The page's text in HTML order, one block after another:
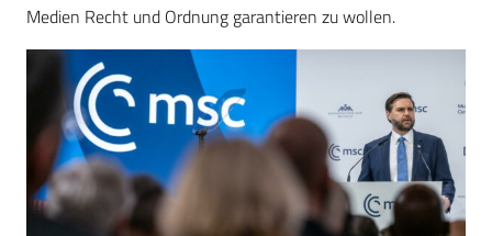
Medien Recht und Ordnung garantieren zu wollen.